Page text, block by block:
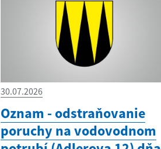
30.07.2026
Oznam - odstraňovanie
poruchy na vodovodnom